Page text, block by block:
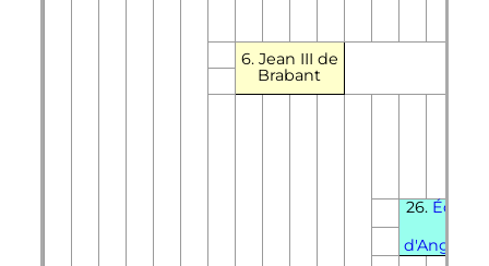
6. Jean III de
Brabant
26.